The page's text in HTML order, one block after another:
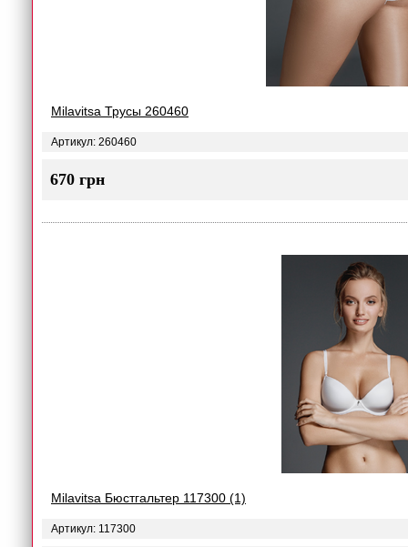
Milavitsa Трусы 260460
Артикул: 260460
670 грн
Milavitsa Бюстгальтер 117300 (1)
Артикул: 117300